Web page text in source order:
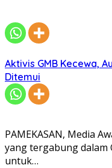
Aktivis GMB Kecewa,
Ditemui
PAMEKASAN, Media
yang tergabung dalam
untuk…